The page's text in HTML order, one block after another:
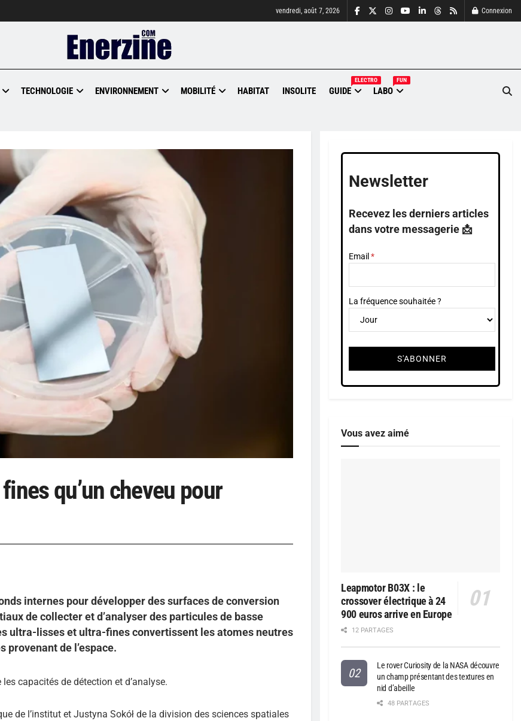
vendredi, août 7, 2026 Connexion
TECHNOLOGIE ENVIRONNEMENT MOBILITÉ HABITAT INSOLITE GUIDE
ELECTRO
LABO
FUN
qu’un cheveu pour
internes pour développer des surfaces de conversion
de collecter et d’analyser des particules de basse
ultra-lisses et ultra-fines convertissent les atomes neutres
provenant de l’espace.
capacités de détection et d’analyse.
de l’institut et Justyna Sokół de la division des sciences spatiales
Newsletter
Recevez les derniers articles
dans votre messagerie 📩
Email
La fréquence souhaitée ?
Vous avez aimé
Leapmotor B03X : le
crossover électrique à 24
900 euros arrive en Europe
12 PARTAGES
Le rover Curiosity de la NASA découvre
un champ présentant des textures en
nid d’abeille
48 PARTAGES